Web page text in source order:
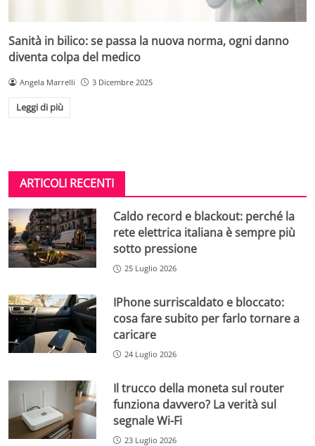
Sanità in bilico: se passa la nuova norma, ogni danno
diventa colpa del medico
Angela Marrelli 3 Dicembre 2025
Leggi di più
ARTICOLI RECENTI
Caldo record e blackout: perché la
rete elettrica italiana è sempre più
sotto pressione
25 Luglio 2026
IPhone surriscaldato e bloccato:
cosa fare subito per farlo tornare a
caricare
24 Luglio 2026
Il trucco della moneta sul router
funziona davvero? La verità sul
segnale Wi-Fi
23 Luglio 2026